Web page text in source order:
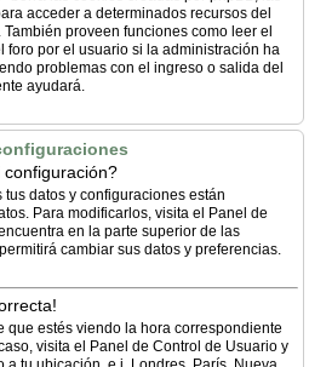
acceder a determinados recursos del
proveen funciones como leer el
por el usuario si la administración ha
problemas con el ingreso o salida del
ayudará.
datos y configuraciones están
Para modificarlos, visita el Panel de
en la parte superior de las
cambiar sus datos y preferencias.
que estés viendo la hora correspondiente
visita el Panel de Control de Usuario y